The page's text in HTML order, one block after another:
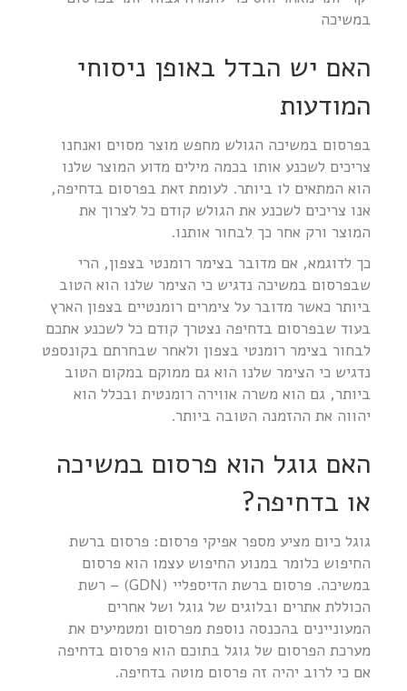
במשיכה
האם יש הבדל באופן ניסוחי
המודעות
בפרסום במשיכה הגולש מחפש מוצר מסוים ואנחנו
צריכים לשכנע אותו בכמה מילים מדוע המוצר שלנו
הוא המתאים לו ביותר. לעומת זאת בפרסום בדחיפה,
אנו צריכים לשכנע את הגולש קודם כל לצרוך את
המוצר ורק אחר כך לבחור אותנו.
כך לדוגמא, אם מדובר בצימר רומנטי בצפון, הרי
שבפרסום במשיכה נדגיש כי הצימר שלנו הוא הטוב
ביותר כאשר מדובר על צימרים רומנטיים בצפון הארץ
בעוד שבפרסום בדחיפה נצטרך קודם כל לשכנע אתכם
לבחור בצימר רומנטי בצפון ולאחר שבחרתם בקונספט
נדגיש כי הצימר שלנו הוא גם ממוקם במקום הטוב
ביותר, גם הוא משרה אווירה רומנטית ובכלל הוא
יהווה את ההזמנה הטובה ביותר.
האם גוגל הוא פרסום במשיכה
או בדחיפה?
גוגל כיום מציע מספר אפיקי פרסום: פרסום ברשת
החיפוש כלומר במנוע החיפוש עצמו הוא פרסום
במשיכה. פרסום ברשת הדיספליי (GDN) – רשת
הכוללת אתרים ובלוגים של גוגל ושל אחרים
המעוניינים בהכנסה נוספת מפרסום ומטמיעים את
מערכת הפרסום של גוגל בתוכם הוא פרסום בדחיפה
אם כי לרוב יהיה זה פרסום מוטה בדחיפה.